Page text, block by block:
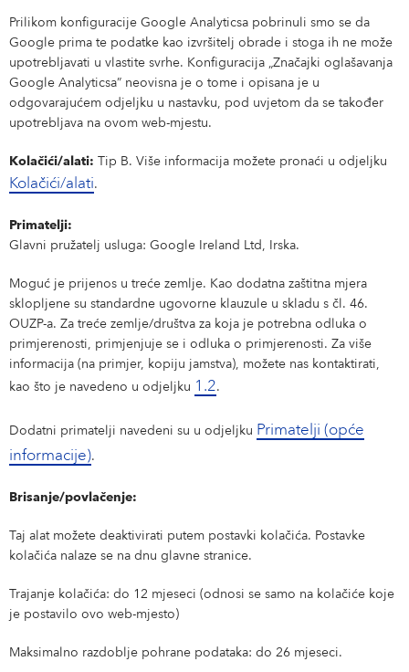
Prilikom konfiguracije Google Analyticsa pobrinuli smo se da
Google prima te podatke kao izvršitelj obrade i stoga ih ne može
upotrebljavati u vlastite svrhe. Konfiguracija „Značajki oglašavanja
Google Analyticsa” neovisna je o tome i opisana je u
odgovarajućem odjeljku u nastavku, pod uvjetom da se također
upotrebljava na ovom web-mjestu.
Kolačići/alati: Tip B. Više informacija možete pronaći u odjeljku
Kolačići/alati.
Primatelji:
Glavni pružatelj usluga: Google Ireland Ltd, Irska.
Moguć je prijenos u treće zemlje. Kao dodatna zaštitna mjera
sklopljene su standardne ugovorne klauzule u skladu s čl. 46.
OUZP-a. Za treće zemlje/društva za koja je potrebna odluka o
primjerenosti, primjenjuje se i odluka o primjerenosti. Za više
informacija (na primjer, kopiju jamstva), možete nas kontaktirati,
kao što je navedeno u odjeljku 1.2.
Dodatni primatelji navedeni su u odjeljku Primatelji (opće
informacije).
Brisanje/povlačenje:
Taj alat možete deaktivirati putem postavki kolačića. Postavke
kolačića nalaze se na dnu glavne stranice.
Trajanje kolačića: do 12 mjeseci (odnosi se samo na kolačiće koje
je postavilo ovo web-mjesto)
Maksimalno razdoblje pohrane podataka: do 26 mjeseci.